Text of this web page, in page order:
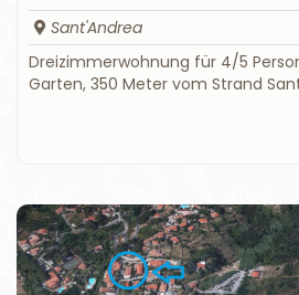
Sant'Andrea
Dreizimmerwohnung für 4/5
Garten, 350 Meter vom Strand